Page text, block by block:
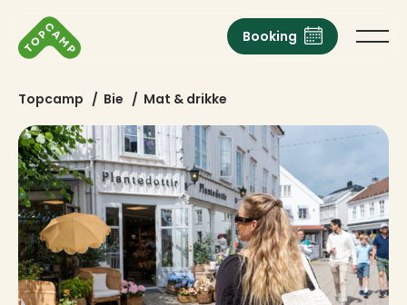
Booking
Topcamp / Bie / Mat & drikke